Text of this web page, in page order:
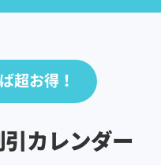
超お得！
カレンダー